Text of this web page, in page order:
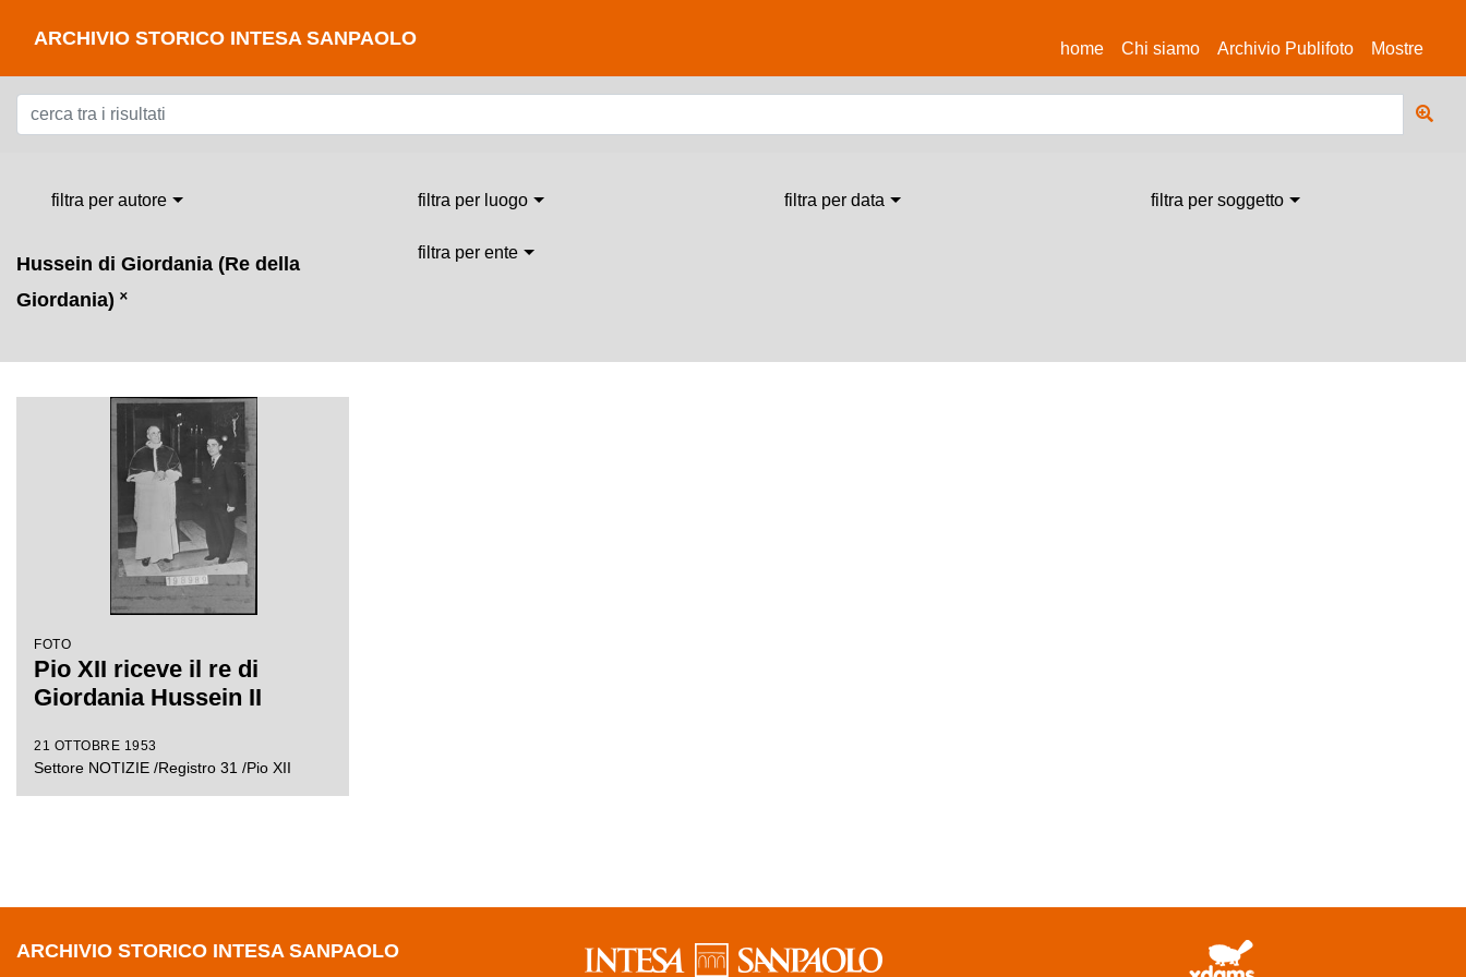
ARCHIVIO STORICO INTESA SANPAOLO home(current)
Chi siamo Archivio Publifoto Mostre
filtra per autore filtra per luogo filtra per data filtra per soggetto
Hussein di Giordania (Re della
Giordania) ˟
filtra per ente
FOTO
Pio XII riceve il re di
Giordania Hussein II
21 OTTOBRE 1953
Settore NOTIZIE /Registro 31 /Pio XII
ARCHIVIO STORICO INTESA SANPAOLO